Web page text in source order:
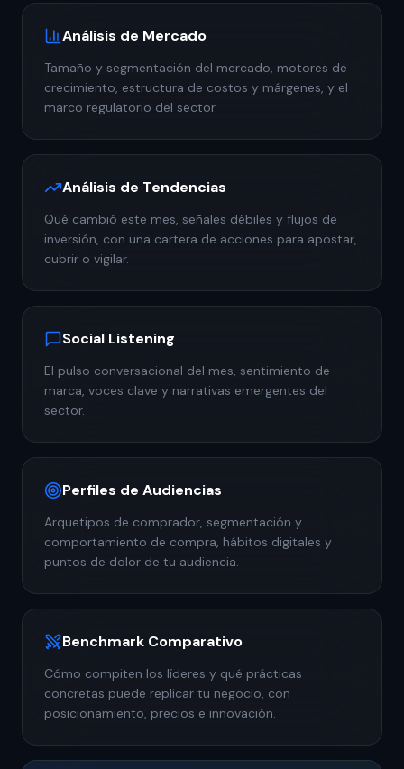
Análisis de Mercado
Tamaño y segmentación del mercado, motores de
crecimiento, estructura de costos y márgenes, y el
marco regulatorio del sector.
Análisis de Tendencias
Qué cambió este mes, señales débiles y flujos de
inversión, con una cartera de acciones para apostar,
cubrir o vigilar.
Social Listening
El pulso conversacional del mes, sentimiento de
marca, voces clave y narrativas emergentes del
sector.
Perfiles de Audiencias
Arquetipos de comprador, segmentación y
comportamiento de compra, hábitos digitales y
puntos de dolor de tu audiencia.
Benchmark Comparativo
Cómo compiten los líderes y qué prácticas
concretas puede replicar tu negocio, con
posicionamiento, precios e innovación.